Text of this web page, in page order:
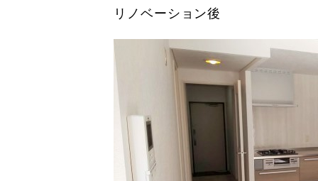
リノベーション後